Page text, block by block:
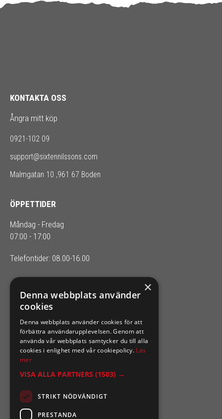
KONTAKTA OSS
Ångra mitt köp
0921-102 09
support@sixtennilssons.com
Malmgatan 10 ,961 67 Boden
ÖPPETTIDER
Måndag - Fredag
07:00 - 17:00
Telefontider: 08.00-16.00
SIXTEN NILSSONS
Organisationsnummer 556164-2652
×
Denna webbplats använder
cookies
Denna webbplats använder cookies för att
förbättra användarupplevelsen. Genom att
använda vår webbplats samtycker du till alla
cookies i enlighet med vår cookiepolicy. Läs
mer
VISA ALLA PARTNERS (1503) →
STRIKT NÖDVÄNDIGT
PRESTANDA